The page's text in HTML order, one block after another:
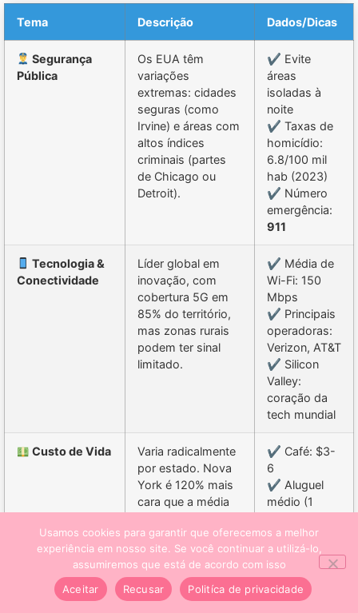
Tema Descrição Dados/Dicas
Segurança
Pública
Os EUA têm
variações
extremas: cidades
seguras (como
Irvine) e áreas com
altos índices
criminais (partes
de Chicago ou
Detroit).
✔ Evite
áreas
isoladas à
noite
✔ Taxas de
homicídio:
6.8/100 mil
hab (2023)
✔ Número
emergência:
911
Tecnologia &
Conectividade
Líder global em
inovação, com
cobertura 5G em
85% do território,
mas zonas rurais
podem ter sinal
limitado.
✔ Média de
Wi-Fi: 150
Mbps
✔ Principais
operadoras:
Verizon, AT&T
✔ Silicon
Valley:
coração da
tech mundial
Custo de Vida
Varia radicalmente
por estado. Nova
York é 120% mais
cara que a média
Texas tem custos
acessíveis.
✔ Café: $3-
6
✔ Aluguel
médio (1
$1,700/mês
✔ Gasolina:
$3.80/galão
Clima & Diversidade ✔ Melhor
Usamos cookies para garantir que oferecemos a melhor
experiência em nosso site. Se você continuar a utilizá-lo,
assumiremos que está de acordo com isso
Aceitar
Recusar Politíca de privacidade